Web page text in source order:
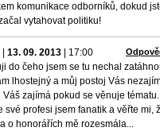
komunikace odborníků, dokud
vytahovat politiku!
13. 09. 2013 17:00
do čeho jsem se tu nechal
lhostejný a můj postoj Vás
zajímá pokud se věnuje
své profesi jsem fanatik a věřte mi,
o honorářích mě rozesmála...